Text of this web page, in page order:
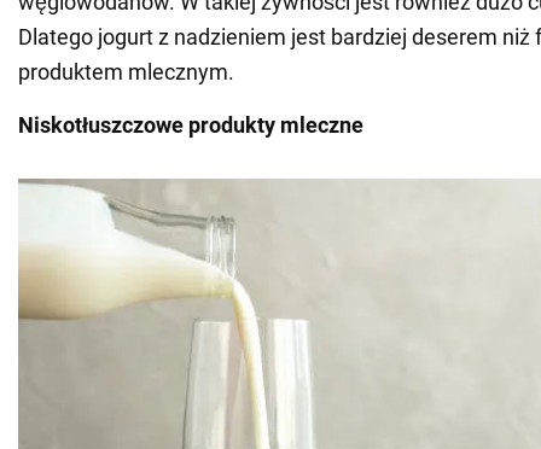
Dlatego jogurt z nadzieniem jest bardziej deserem
produktem mlecznym.
Niskotłuszczowe produkty mleczne